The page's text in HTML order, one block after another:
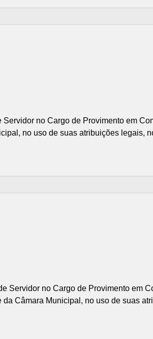
no Cargo de Provimento em
no uso de suas atribuições legais,
Servidor no Cargo de Provimento em
Câmara Municipal, no uso de suas